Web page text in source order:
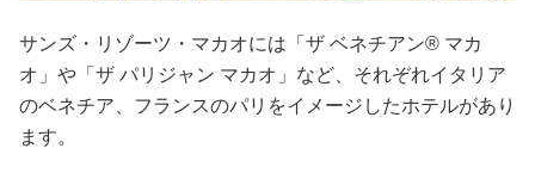
サンズ・リゾーツ・マカオには「ザ ベネチアン®️ マカ
オ」や「ザ パリジャン マカオ」など、それぞれイタリア
のベネチア、フランスのパリをイメージしたホテルがあり
ます。